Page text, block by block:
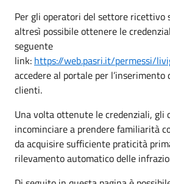
Per gli operatori del settore ricettivo
altresì possibile ottenere le
seguente
link: https://web.pasri.it/permessi/
accedere al portale per
clienti.
Una volta ottenute le credenziali, gli
incominciare a prendere familiarità
da acquisire sufficiente praticità
rilevamento automatico delle